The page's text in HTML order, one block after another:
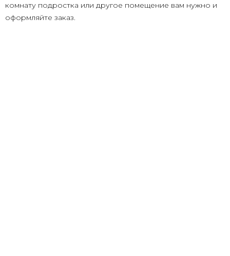
комнату подростка или другое помещение вам нужно и
оформляйте заказ.